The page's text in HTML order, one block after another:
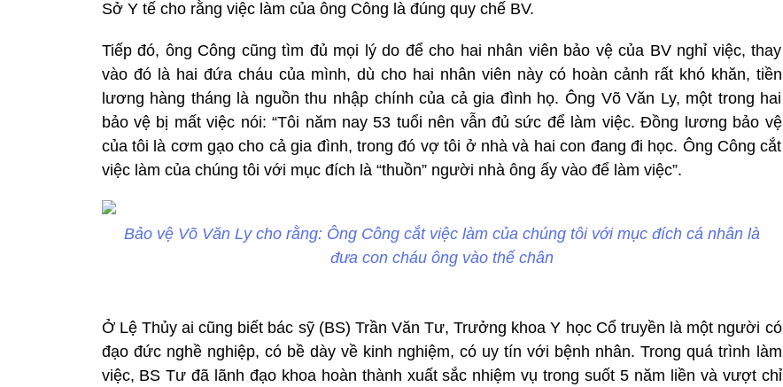
Sở Y tế cho rằng việc làm của ông Công là đúng quy chế BV.
Tiếp đó, ông Công cũng tìm đủ mọi lý do để cho hai nhân viên bảo vệ của BV nghỉ việc, thay
vào đó là hai đứa cháu của mình, dù cho hai nhân viên này có hoàn cảnh rất khó khăn, tiền
lương hàng tháng là nguồn thu nhập chính của cả gia đình họ. Ông Võ Văn Ly, một trong hai
bảo vệ bị mất việc nói: “Tôi năm nay 53 tuổi nên vẫn đủ sức để làm việc. Đồng lương bảo vệ
của tôi là cơm gạo cho cả gia đình, trong đó vợ tôi ở nhà và hai con đang đi học. Ông Công cắt
việc làm của chúng tôi với mục đích là “thuồn” người nhà ông ấy vào để làm việc”.
Bảo vệ Võ Văn Ly cho rằng: Ông Công cắt việc làm của chúng tôi với mục đích cá nhân là
đưa con cháu ông vào thế chân
Ở Lệ Thủy ai cũng biết bác sỹ (BS) Trần Văn Tư, Trưởng khoa Y học Cổ truyền là một người có
đạo đức nghề nghiệp, có bề dày về kinh nghiệm, có uy tín với bệnh nhân. Trong quá trình làm
việc, BS Tư đã lãnh đạo khoa hoàn thành xuất sắc nhiệm vụ trong suốt 5 năm liền và vượt chỉ